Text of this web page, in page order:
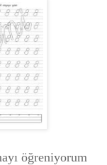
öğreniyorum